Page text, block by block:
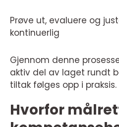
Prøve ut, evaluere og
kontinuerlig
Gjennom denne
aktiv del av laget rundt
tiltak følges opp i praksis.
Hvorfor